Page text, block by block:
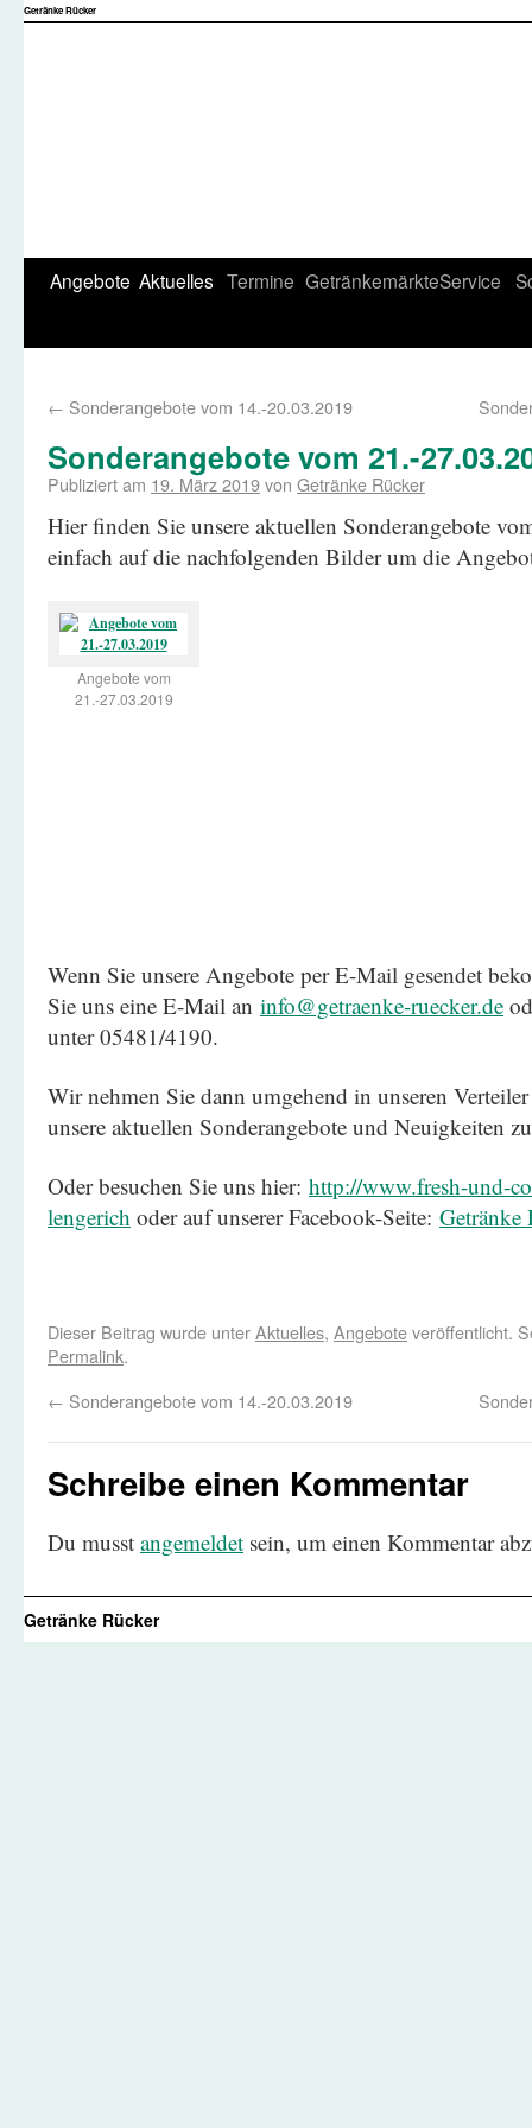
Getränke Rücker
Angebote Aktuelles Termine GetränkemärkteService
← Sonderangebote vom 14.-20.03.2019
Sonderangebote vom 21.-
Publiziert am 19. März 2019von Getränke Rücker
Hier finden Sie unsere aktuellen Sonderangebote
einfach auf die nachfolgenden Bilder um die
Angebote vom
21.-27.03.2019
Wenn Sie unsere Angebote per E-Mail gesendet
Sie uns eine E-Mail an info@getraenke-ruecker.de
unter 05481/4190.
Wir nehmen Sie dann umgehend in unseren
unsere aktuellen Sonderangebote und Neuigkeiten
Oder besuchen Sie uns hier: http://www.fresh-und-
lengerich oder auf unserer Facebook-Seite: Getränke
Dieser Beitrag wurde unterAktuelles, Angeboteveröffentlicht.
Permalink.
← Sonderangebote vom 14.-20.03.2019
Schreibe einen Kommentar
Du musst angemeldetsein, um einen Kommentar
Getränke Rücker